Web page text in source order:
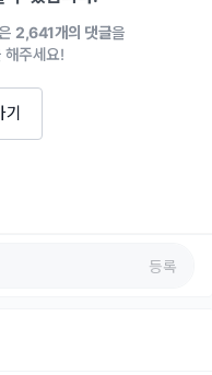
2,641개의 댓글을
해주세요!
기
등록